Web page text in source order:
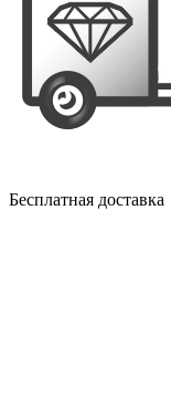
Бесплатная доставка